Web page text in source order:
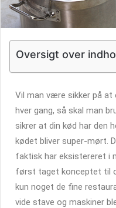
Oversigt over
Vil man være sikker på
hver gang, så skal man
sikrer at din kød har den
kødet bliver super-mørt.
faktisk har eksistereret i
først taget konceptet til
kun noget de fine
vide stave og maskiner